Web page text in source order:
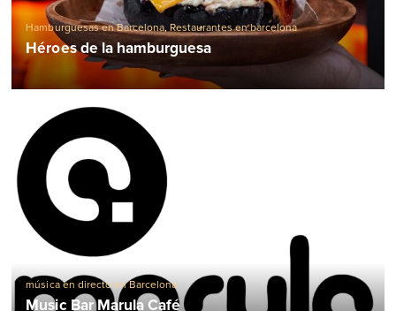
Hamburguesas en Barcelona, Restaurantes en barcelona
Héroes de la hamburguesa
música en directo en Barcelona
Music Bar Marula Café